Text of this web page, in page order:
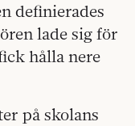
definierades
lade sig för
hålla nere
på skolans